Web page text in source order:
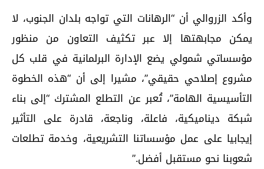
وأكد الزروالي أن “الرهانات التي تواجه بلدان الجنوب، لا
يمكن مجابهتها إلا عبر تكثيف التعاون من منظور
مؤسساتي شمولي يضع الإدارة البرلمانية في قلب كل
مشروع إصلاحي حقيقي”، مشيرا إلى أن “هذه الخطوة
التأسيسية الهامة”، تُعبر عن التطلع المشترك “إلى بناء
شبكة ديناميكية، فاعلة، وناجعة، قادرة على التأثير
إيجابيا على عمل مؤسساتنا التشريعية، وخدمة تطلعات
شعوبنا نحو مستقبل أفضل.”